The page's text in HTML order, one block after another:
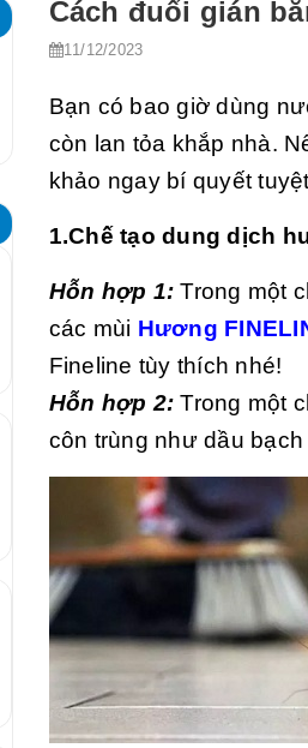
Cách đuổi gián
11/12/2023
Bạn có bao giờ dùng
còn lan tỏa khắp nhà.
khảo ngay bí quyết
1.Chế tạo dung dịch
Hỗn hợp 1: Trong một
các mùi Hương
Fineline tùy thích nhé!
Hỗn hợp 2: Trong một
côn trùng như dầu